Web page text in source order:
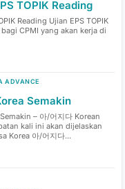
TOPIK Reading
Reading Ujian EPS TOPIK
CPMI yang akan kerja di
ADVANCE
Semakin
– 아/어지다 Korean
kali ini akan dijelaskan
Korea 아/어지다...